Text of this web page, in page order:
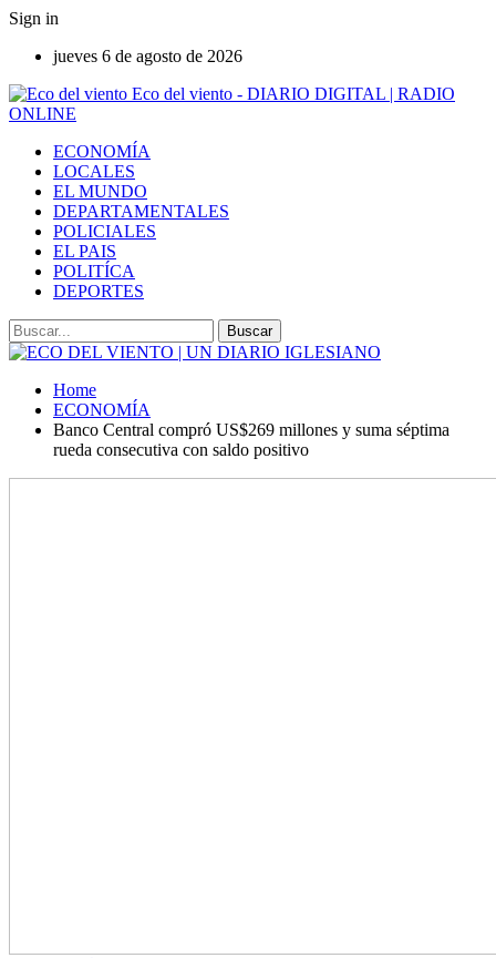
Sign in
jueves 6 de agosto de 2026
Eco del viento - DIARIO DIGITAL | RADIO
ONLINE
ECONOMÍA
LOCALES
EL MUNDO
DEPARTAMENTALES
POLICIALES
EL PAIS
POLITÍCA
DEPORTES
Home
ECONOMÍA
Banco Central compró US$269 millones y suma séptima
rueda consecutiva con saldo positivo